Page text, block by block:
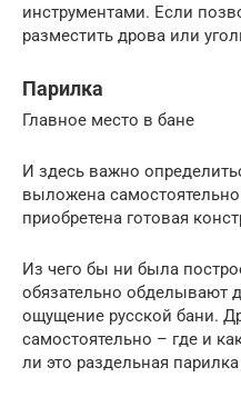
инструментами. Если
разместить дрова или
Парилка
Главное место в бане
И здесь важно
выложена
приобретена готовая
Из чего бы ни была
обязательно обделывают
ощущение русской бани.
самостоятельно – где и
ли это раздельная